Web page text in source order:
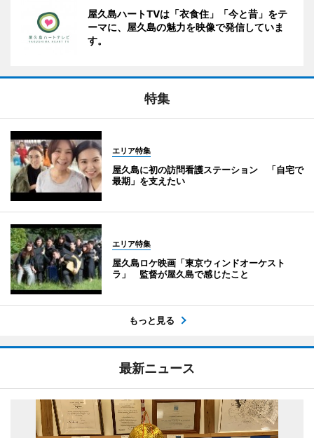
屋久島ハートTVは「衣食住」「今と昔」をテ
ーマに、屋久島の魅力を映像で発信していま
す。
特集
エリア特集
屋久島に初の訪問看護ステーション 「自宅で
最期」を支えたい
エリア特集
屋久島ロケ映画「東京ウィンドオーケスト
ラ」 監督が屋久島で感じたこと
もっと見る
最新ニュース